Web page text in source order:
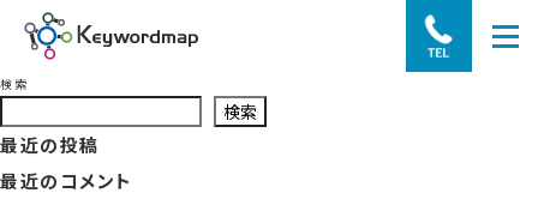
検索
検索
最近の投稿
最近のコメント